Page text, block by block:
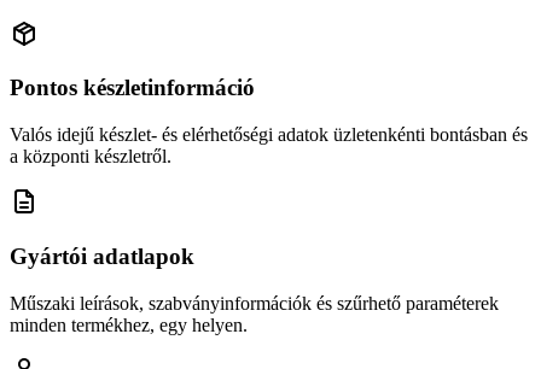
Pontos készletinformáció
Valós idejű készlet- és elérhetőségi adatok üzletenkénti bontásban és
a központi készletről.
Gyártói adatlapok
Műszaki leírások, szabványinformációk és szűrhető paraméterek
minden termékhez, egy helyen.